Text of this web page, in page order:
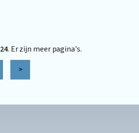
24. Er zijn meer pagina's.
>